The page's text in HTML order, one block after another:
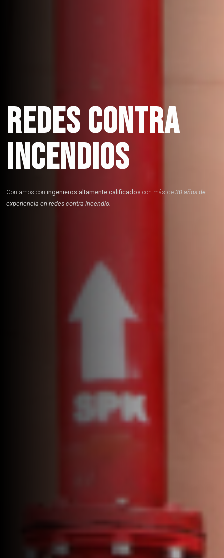
REDES CONTRA
INCENDIOS
Contamos con ingenieros altamente calificados con más de 30 años de
experiencia en redes contra incendio.